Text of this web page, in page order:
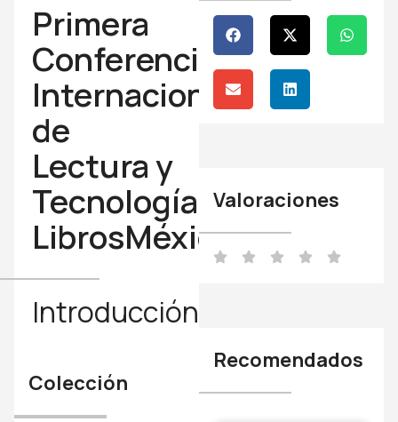
Primera
Conferencia
Internacional
de
Lectura y
Tecnología
LibrosMéxico
Introducción
Colección
Valoraciones
Recomendados